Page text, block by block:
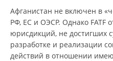
Афганистан не включен в
РФ, ЕС и ОЭСР. Однако FATF
юрисдикций, не достигших
разработке и реализации
действий в отношении